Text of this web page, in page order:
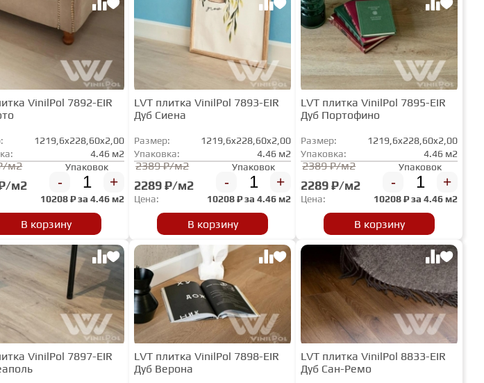
VinilPol 7892-EIR
1219,6x228,60x2,00
4.46 м2
м2
м2
Упаковок
- +
10208₽ за4.46 м2
В корзину
LVT плитка VinilPol 7893-EIR
Дуб Сиена
Размер:
1219,6x228,60x2,00
Упаковка:
4.46 м2
2389 ₽/м2
2289 ₽/м2
Упаковок
- +
Цена: 10208₽ за4.46 м2
В корзину
LVT плитка VinilPol 7895-EIR
Дуб Портофино
Размер:
1219,6x228,60x2,00
Упаковка:
4.46 м2
2389 ₽/м2
2289 ₽/м2
Упаковок
- +
Цена: 10208₽ за4.46 м2
В корзину
VinilPol 7897-EIR
LVT плитка VinilPol 7898-EIR
Дуб Верона
LVT плитка VinilPol 8833-EIR
Дуб Сан-Ремо